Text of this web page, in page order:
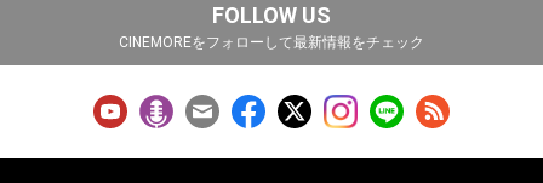
FOLLOW US
CINEMOREをフォローして最新情報をチェック